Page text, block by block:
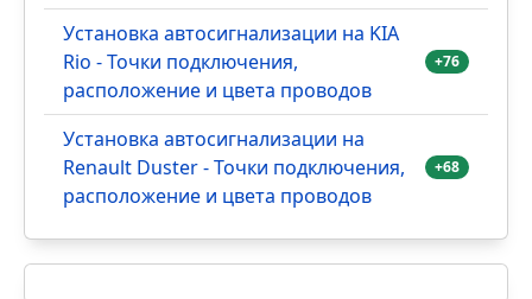
Установка автосигнализации на KIA
Rio - Точки подключения,
расположение и цвета проводов
+76
Установка автосигнализации на
Renault Duster - Точки подключения,
расположение и цвета проводов
+68